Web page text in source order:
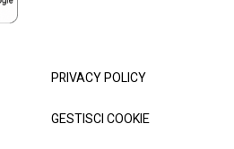
PRIVACY POLICY
GESTISCI COOKIE